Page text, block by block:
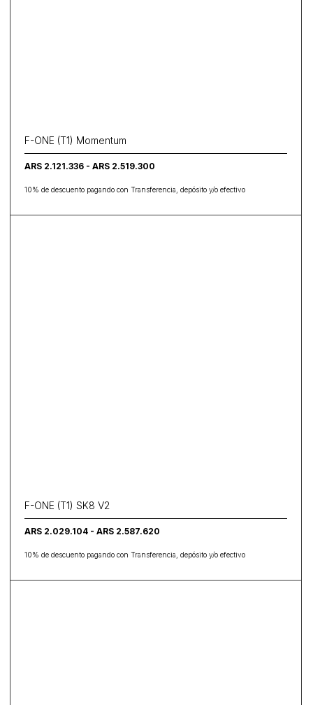
F-ONE (T1) Momentum
ARS 2.121.336 - ARS 2.519.300
10% de descuento pagando con Transferencia, depósito y/o efectivo
F-ONE (T1) SK8 V2
ARS 2.029.104 - ARS 2.587.620
10% de descuento pagando con Transferencia, depósito y/o efectivo